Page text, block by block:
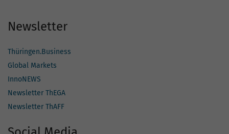
Newsletter
Thüringen.Business
Global Markets
InnoNEWS
Newsletter ThEGA
Newsletter ThAFF